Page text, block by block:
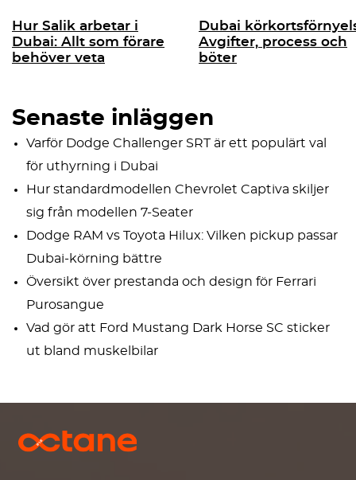
Hur Salik arbetar i
Dubai: Allt som förare
behöver veta
Dubai
Avgifter, process och
böter
Senaste inläggen
Varför Dodge Challenger SRT är ett populärt val
för uthyrning i Dubai
Hur standardmodellen Chevrolet Captiva skiljer
sig från modellen 7-Seater
Dodge RAM vs Toyota Hilux: Vilken pickup passar
Dubai-körning bättre
Översikt över prestanda och design för Ferrari
Purosangue
Vad gör att Ford Mustang Dark Horse SC sticker
ut bland muskelbilar